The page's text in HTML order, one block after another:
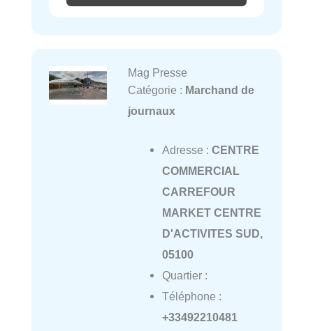
Mag Presse
Catégorie : Marchand de
journaux
Adresse : CENTRE
COMMERCIAL
CARREFOUR
MARKET CENTRE
D'ACTIVITES SUD,
05100
Quartier :
Téléphone :
+33492210481